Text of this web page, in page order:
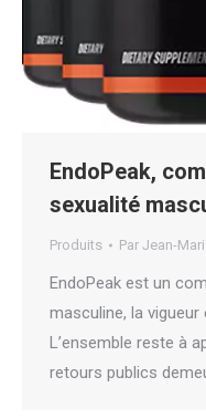
EndoPeak,
sexualité
Produits Par Jean-
EndoPeak est un
masculine, la vigueur
L’ensemble reste à
retours publics